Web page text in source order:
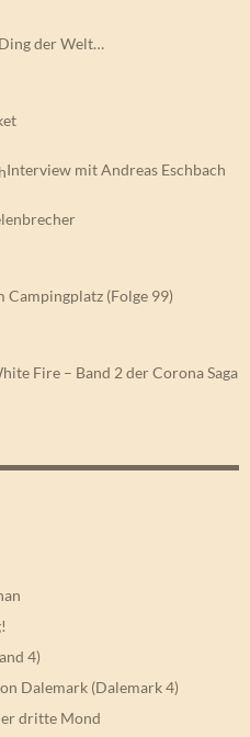
der Welt…
Interview mit Andreas Eschbach
Campingplatz (Folge 99)
Fire – Band 2 der Corona Saga
4)
Dalemark (Dalemark 4)
dritte Mond